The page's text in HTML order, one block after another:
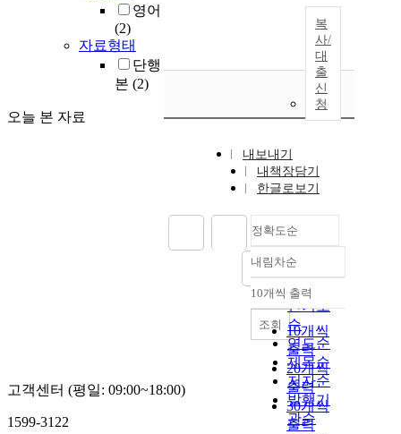
영어
(2)
자료형태
단행
본 (2)
오늘 본 자료
복
사/
대
출
신
청
내보내기
내책장담기
한글로보기
정확도순
정확도
순
인기도
순
연도순
제목순
저자순
발행기
관순
내림차순
내림차순
10개씩 출력
10개씩
출력
20개씩
출력
30개씩
출력
조회
고객센터 (평일: 09:00~18:00)
1599-3122